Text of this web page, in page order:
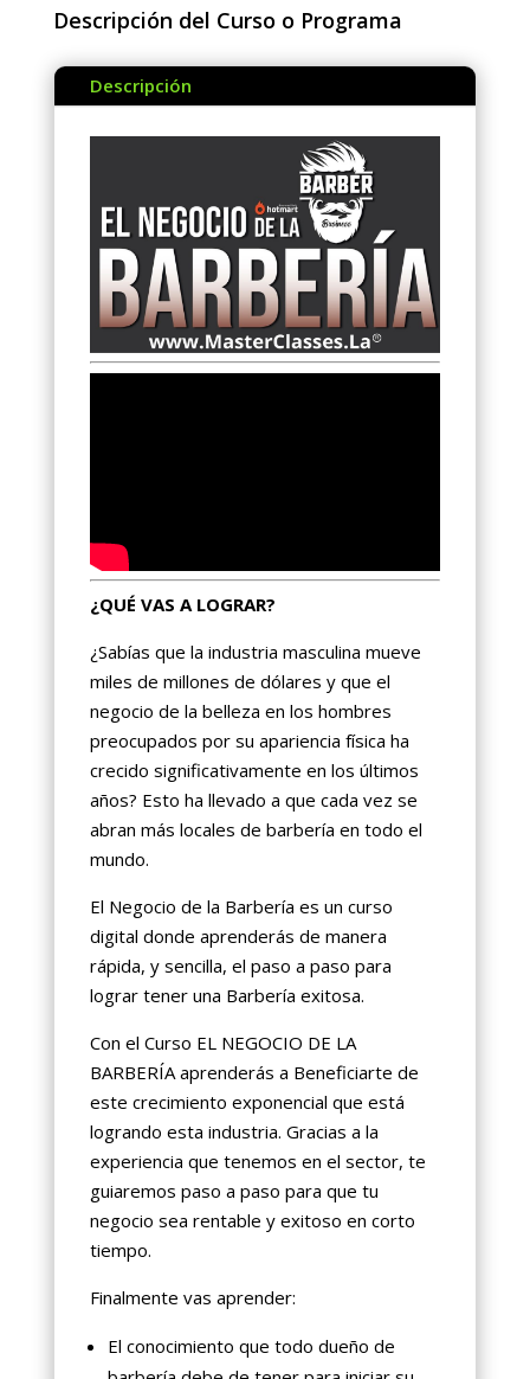
Descripción del Curso o Programa
Descripción
¿QUÉ VAS A LOGRAR?
¿Sabías que la industria masculina mueve
miles de millones de dólares y que el
negocio de la belleza en los hombres
preocupados por su apariencia física ha
crecido significativamente en los últimos
años? Esto ha llevado a que cada vez se
abran más locales de barbería en todo el
mundo.
El Negocio de la Barbería es un curso
digital donde aprenderás de manera
rápida, y sencilla, el paso a paso para
lograr tener una Barbería exitosa.
Con el Curso EL NEGOCIO DE LA
BARBERÍA aprenderás a Beneficiarte de
este crecimiento exponencial que está
logrando esta industria. Gracias a la
experiencia que tenemos en el sector, te
guiaremos paso a paso para que tu
negocio sea rentable y exitoso en corto
tiempo.
Finalmente vas aprender:
El conocimiento que todo dueño de